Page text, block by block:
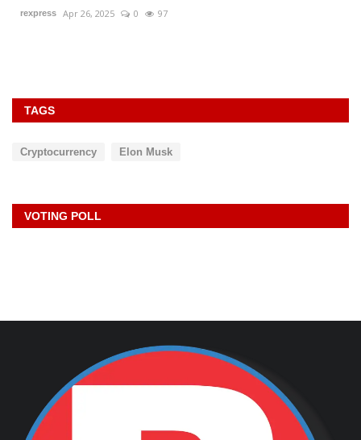
rexpress Apr 26, 2025 0 97
TAGS
Cryptocurrency Elon Musk
VOTING POLL